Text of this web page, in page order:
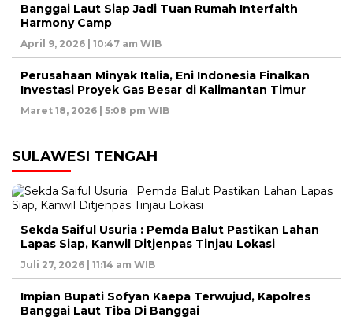
Banggai Laut Siap Jadi Tuan Rumah Interfaith
Harmony Camp
April 9, 2026 | 10:47 am WIB
Perusahaan Minyak Italia, Eni Indonesia Finalkan
Investasi Proyek Gas Besar di Kalimantan Timur
Maret 18, 2026 | 5:08 pm WIB
SULAWESI TENGAH
Sekda Saiful Usuria : Pemda Balut Pastikan Lahan
Lapas Siap, Kanwil Ditjenpas Tinjau Lokasi
Juli 27, 2026 | 11:14 am WIB
Impian Bupati Sofyan Kaepa Terwujud, Kapolres
Banggai Laut Tiba Di Banggai